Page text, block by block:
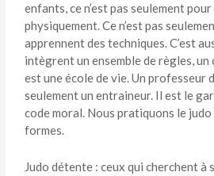
enfants, ce n’est pas seulement
physiquement. Ce n’est pas
apprennent des techniques. C’est
intègrent un ensemble de règles, un
est une école de vie. Un professeur
seulement un entraineur. Il est le
code moral. Nous pratiquons le
formes.
Judo détente : ceux qui cherchent à